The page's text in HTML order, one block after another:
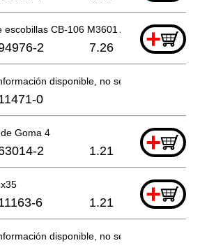
escobillas CB-106 M3601 A +
2 7.26
disponible, no se puede pedir
0
Goma 4 +
2 1.21
+
6 1.21
disponible, no se puede pedir